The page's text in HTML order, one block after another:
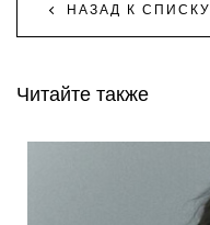
НАЗАД К СПИСКУ
Читайте также